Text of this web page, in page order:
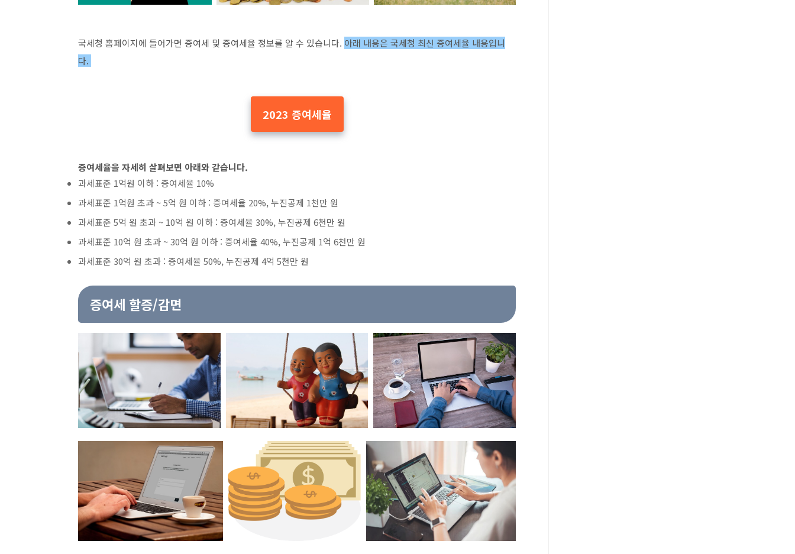
국세청 홈페이지에 들어가면 증여세 및 증여세율 정보를 알 수 있습니다. 아래 내용은 국세청 최신 증여세율 내용입니
다.
2023 증여세율
증여세율을 자세히 살펴보면 아래와 같습니다.
과세표준 1억원 이하 : 증여세율 10%
과세표준 1억원 초과 ~ 5억 원 이하 : 증여세율 20%, 누진공제 1천만 원
과세표준 5억 원 초과 ~ 10억 원 이하 : 증여세율 30%, 누진공제 6천만 원
과세표준 10억 원 초과 ~ 30억 원 이하 : 증여세율 40%, 누진공제 1억 6천만 원
과세표준 30억 원 초과 : 증여세율 50%, 누진공제 4억 5천만 원
증여세 할증/감면